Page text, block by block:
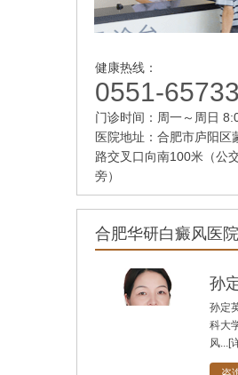
老年
健康热线：
0551-
门诊时间：周一～周日
医院地址：合肥市庐阳区
路交叉口向南100米（公
旁）
合肥华研白癜风医
孙
孙定
科大
风...[